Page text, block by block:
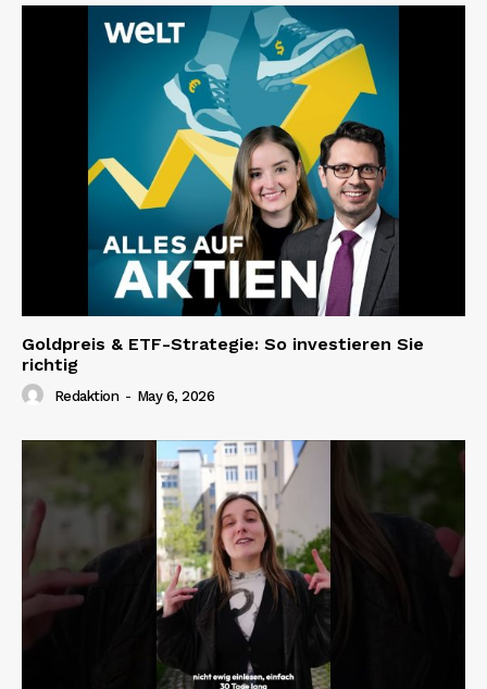
Goldpreis & ETF-Strategie: So investieren Sie
richtig
Redaktion - May 6, 2026